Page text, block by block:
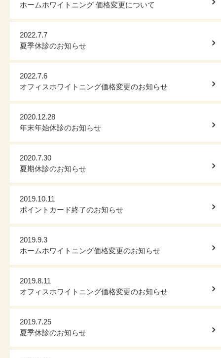
ホームホワイトニング 価格変更について
2022.7.7
夏季休診のお知らせ
2022.7.6
オフィスホワイトニング価格変更のお知らせ
2020.12.28
年末年始休診のお知らせ
2020.7.30
夏期休診のお知らせ
2019.10.11
ポイントカード終了のお知らせ
2019.9.3
ホームホワイトニング価格変更のお知らせ
2019.8.11
オフィスホワイトニング価格変更のお知らせ
2019.7.25
夏季休診のお知らせ